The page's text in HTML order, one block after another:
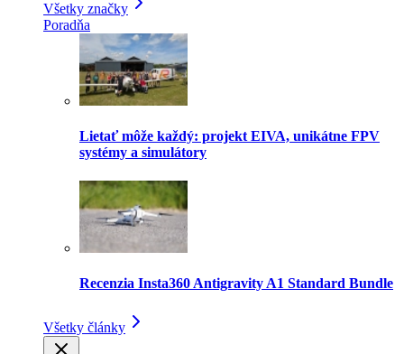
Všetky značky
Poradňa
Lietať môže každý: projekt EIVA, unikátne FPV
systémy a simulátory
Recenzia Insta360 Antigravity A1 Standard Bundle
Všetky články